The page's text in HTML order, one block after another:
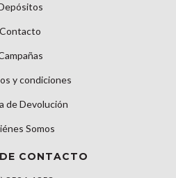
Contacto
y condiciones
de Devolución
Somos
CONTACTO